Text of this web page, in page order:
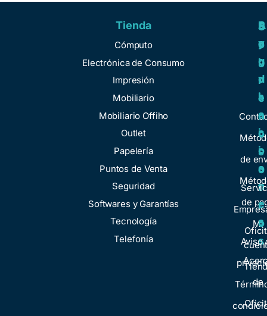
Tienda
Cómputo
Electrónica de Consumo
Impresión
Mobiliario
Mobiliario Offiho
Outlet
Papelería
Puntos de Venta
Seguridad
Softwares y Garantías
Tecnología
Telefonía
A
y
u
d
a
de
de
Mi
S
o
b
r
e
n
o
s
o
t
r
o
s
de
R
e
g
u
l
a
c
i
o
n
e
s
Aviso
S
e
r
v
i
c
i
o
s